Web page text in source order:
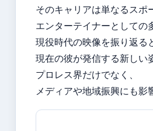
そのキャリアは単なるスポ
エンターテイナーとしての
現役時代の映像を振り返る
現在の彼が発信する新しい
プロレス界だけでなく、
メディアや地域振興にも影